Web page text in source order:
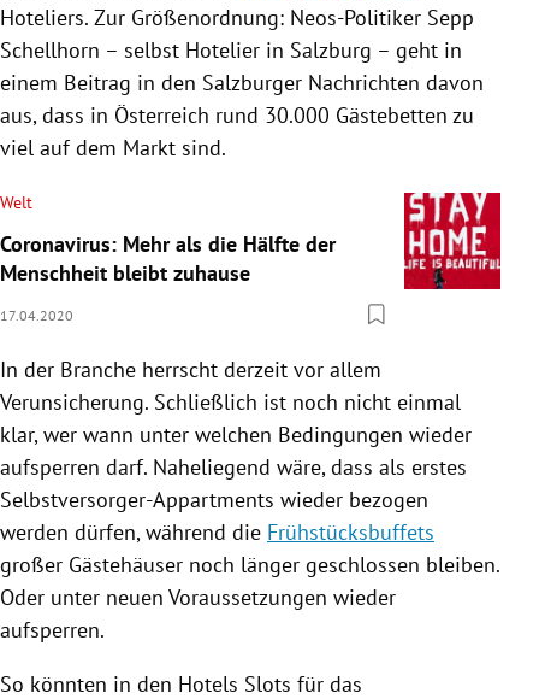
Hoteliers. Zur Größenordnung: Neos-Politiker Sepp
Schellhorn – selbst Hotelier in Salzburg – geht in
einem Beitrag in den Salzburger Nachrichten davon
aus, dass in Österreich rund 30.000 Gästebetten zu
viel auf dem Markt sind.
Welt
Coronavirus: Mehr als die Hälfte der
Menschheit bleibt zuhause
17.04.2020
In der Branche herrscht derzeit vor allem
Verunsicherung. Schließlich ist noch nicht einmal
klar, wer wann unter welchen Bedingungen wieder
aufsperren darf. Naheliegend wäre, dass als erstes
Selbstversorger-Appartments wieder bezogen
werden dürfen, während die Frühstücksbuffets
großer Gästehäuser noch länger geschlossen bleiben.
Oder unter neuen Voraussetzungen wieder
aufsperren.
So könnten in den Hotels Slots für das